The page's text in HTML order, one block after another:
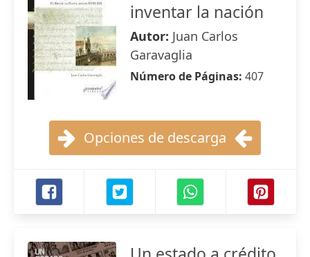
inventar la nación
Autor: Juan Carlos
Garavaglia
Número de Páginas: 407
Opciones de descarga